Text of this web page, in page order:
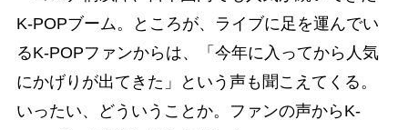
K-POPブーム。ところが、ライブに足を運んでい
るK-POPファンからは、「今年に入ってから人気
にかげりが出てきた」という声も聞こえてくる。
いったい、どういうことか。ファンの声からK-